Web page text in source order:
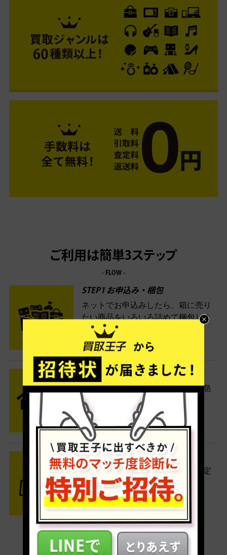
ご利用は簡単3ステップ
- FLOW -
STEP1 お申込み・梱包
ネットでお申込みしたら、箱に売り
たい商品をいろいろ詰めて梱包しま
す。
STEP2 発送
送料無料でご自宅から発送！佐川急
便がご自宅まで引き取りに伺いま
す。
STEP3 ご入金
査定結果はメールでお知らせ。査定
結果がOKなら金額をお支払い！